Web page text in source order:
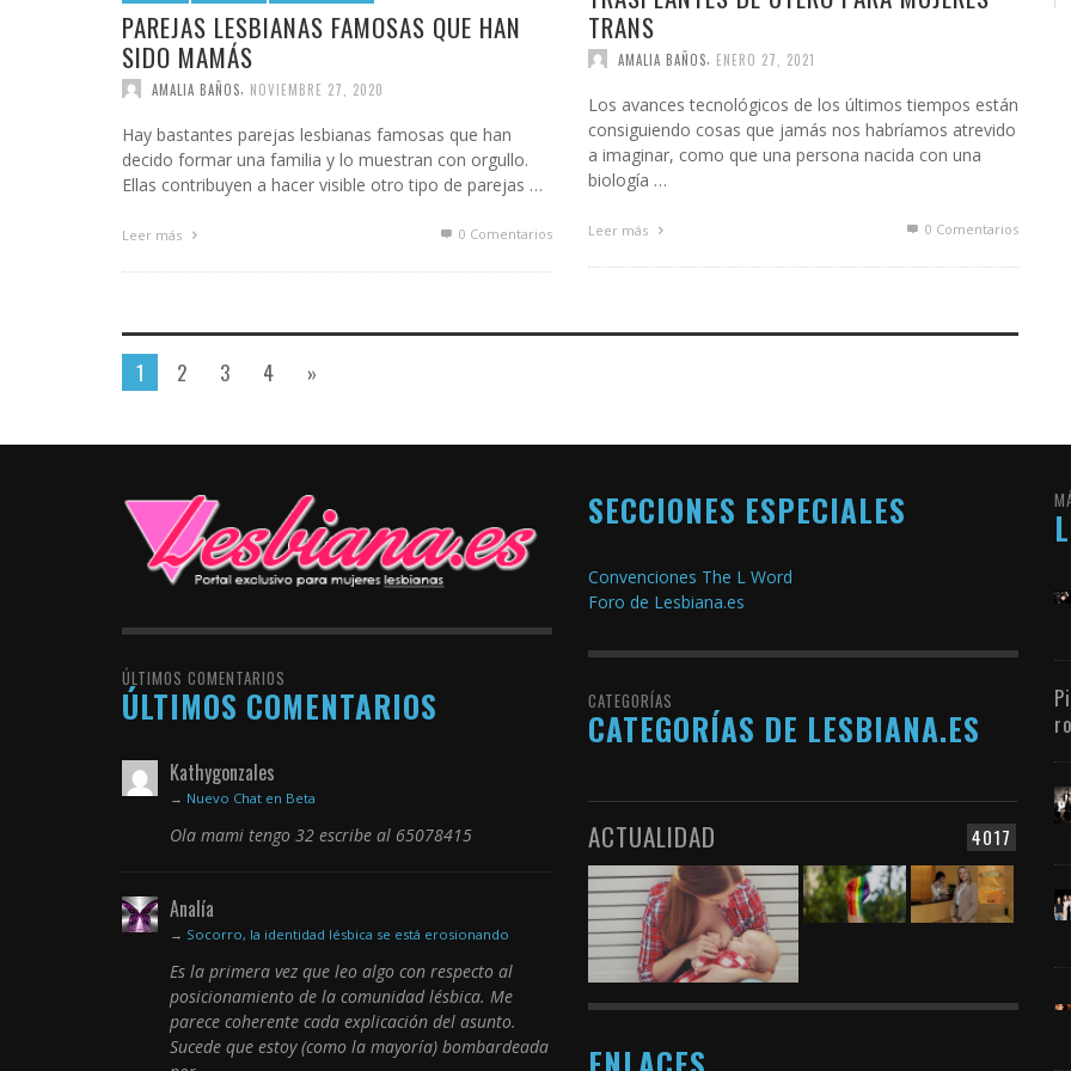
TRANS
AMALIA BAÑOS ENERO 27, 2021
Los avances tecnológicos de los últimos tiempos están
consiguiendo cosas que jamás nos habríamos atrevido
a imaginar, como que una persona nacida con una
biología …
Leer más 0 Comentarios
PAREJAS LESBIANAS FAMOSAS QUE HAN
SIDO MAMÁS
AMALIA BAÑOS NOVIEMBRE 27, 2020
Hay bastantes parejas lesbianas famosas que han
decido formar una familia y lo muestran con orgullo.
Ellas contribuyen a hacer visible otro tipo de parejas …
Leer más 0 Comentarios
1 2 3 4 »
ÚLTIMOS COMENTARIOS
ÚLTIMOS COMENTARIOS
Kathygonzales
→ Nuevo Chat en Beta
Ola mami tengo 32 escribe al 65078415
Analía
→ Socorro, la identidad lésbica se está erosionando
Es la primera vez que leo algo con respecto al
posicionamiento de la comunidad lésbica. Me
parece coherente cada explicación del asunto.
Sucede que estoy (como la mayoría) bombardeada
SECCIONES ESPECIALES
Convenciones The L Word
Foro de Lesbiana.es
CATEGORÍAS
CATEGORÍAS DE LESBIANA.ES
4017
ACTUALIDAD